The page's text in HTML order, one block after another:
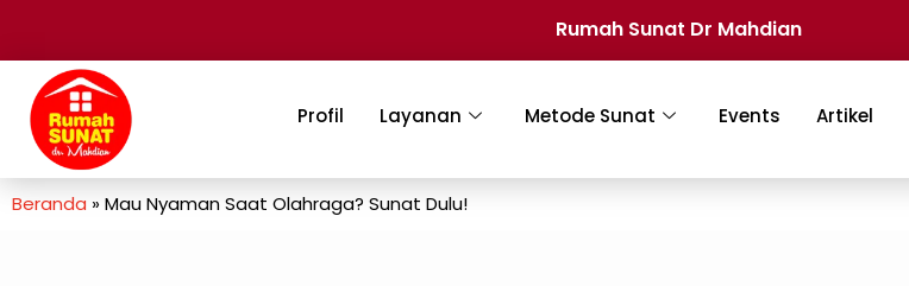
Rumah Sunat Dr Mahdian
Profil Layanan Metode Sunat Events Artikel
Beranda »Mau Nyaman Saat Olahraga? Sunat Dulu!